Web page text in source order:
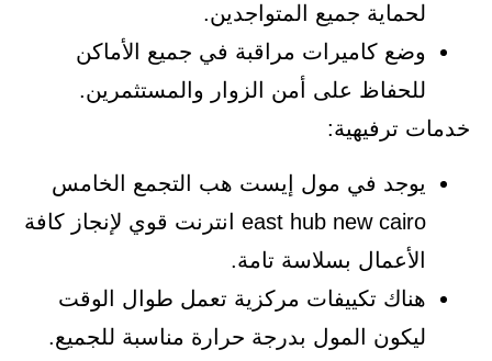
لحماية جميع المتواجدين.
وضع كاميرات مراقبة في جميع الأماكن
للحفاظ على أمن الزوار والمستثمرين.
خدمات ترفيهية:
يوجد في مول إيست هب التجمع الخامس
east hub new cairo انترنت قوي لإنجاز كافة
الأعمال بسلاسة تامة.
هناك تكييفات مركزية تعمل طوال الوقت
ليكون المول بدرجة حرارة مناسبة للجميع.